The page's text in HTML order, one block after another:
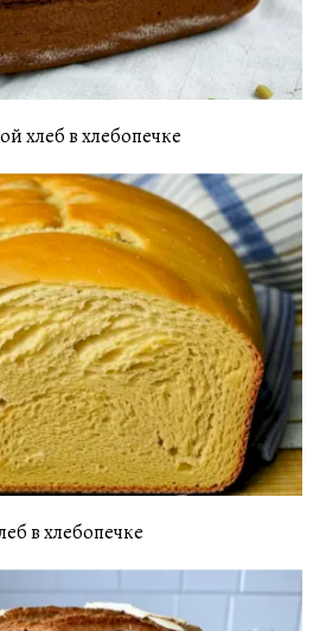
хлеб в хлебопечке
в хлебопечке